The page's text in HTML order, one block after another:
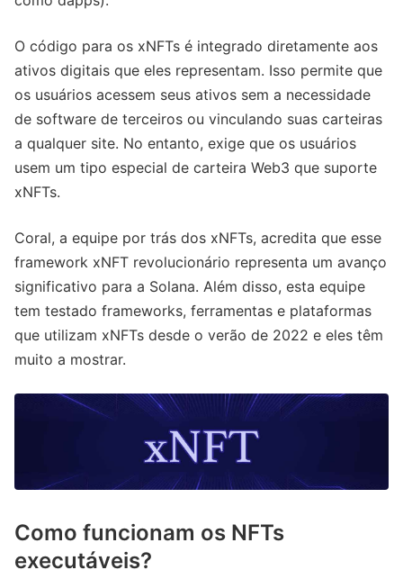
O código para os xNFTs é integrado diretamente aos
ativos digitais que eles representam. Isso permite que
os usuários acessem seus ativos sem a necessidade
de software de terceiros ou vinculando suas carteiras
a qualquer site. No entanto, exige que os usuários
usem um tipo especial de carteira Web3 que suporte
xNFTs.
Coral, a equipe por trás dos xNFTs, acredita que esse
framework xNFT revolucionário representa um avanço
significativo para a Solana. Além disso, esta equipe
tem testado frameworks, ferramentas e plataformas
que utilizam xNFTs desde o verão de 2022 e eles têm
muito a mostrar.
Como funcionam os NFTs
executáveis?